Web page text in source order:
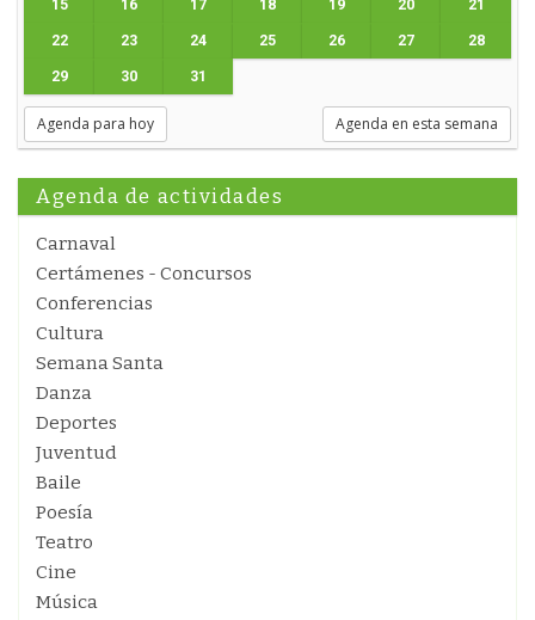
15 16 17 18 19 20 21
22 23 24 25 26 27 28
29 30 31
Agenda para hoy Agenda en esta semana
Agenda de actividades
Carnaval
Certámenes - Concursos
Conferencias
Cultura
Semana Santa
Danza
Deportes
Juventud
Baile
Poesía
Teatro
Cine
Música